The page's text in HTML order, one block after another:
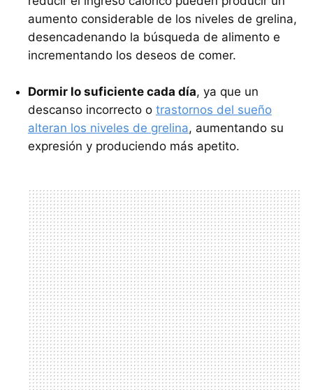
aumento considerable de los niveles de grelina,
desencadenando la búsqueda de alimento e
incrementando los deseos de comer.
Dormir lo suficiente cada día, ya que un
descanso incorrecto o trastornos del sueño
alteran los niveles de grelina, aumentando su
expresión y produciendo más apetito.